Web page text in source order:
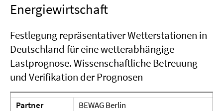
Energiewirtschaft
Festlegung repräsentativer Wetterstationen in
Deutschland für eine wetterabhängige
Lastprognose. Wissenschaftliche Betreuung
und Verifikation der Prognosen
Partner
BEWAG Berlin